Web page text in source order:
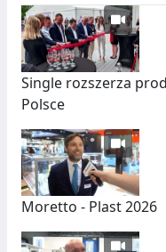
Single rozszerza
Polsce
Moretto - Plast 2026